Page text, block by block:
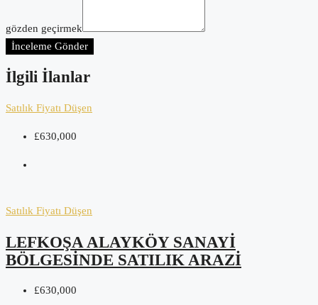
gözden geçirmek
İnceleme Gönder
İlgili İlanlar
Satılık Fiyatı Düşen
£630,000
Satılık Fiyatı Düşen
LEFKOŞA ALAYKÖY SANAYI
BÖLGESINDE SATILIK ARAZI
£630,000